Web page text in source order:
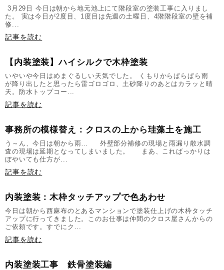
3月29日 今日は朝から地元池上にて階段室の塗装工事に入りまし
た。 実は今日が2度目、1度目は先週の土曜日、4階階段室の壁を補
修...
記事を読む
【内装塗装】ハイシルクで木枠塗装
いやいや今日はめまぐるしい天気でした。 くもりからぱらぱら雨
が降り出したと思ったら雷ゴロゴロ、土砂降りのあとはカラッと晴
天。防水トップコー...
記事を読む
事務所の模様替え：クロスの上から珪藻土を施工
う～ん、今日は朝から雨… 外壁部分補修の現場と雨漏り散水調
査の現場は延期となってしまいました。 まあ、こればっかりは
ぼやいても仕方が...
記事を読む
内装塗装：木枠タッチアップで色あわせ
今日は朝から西麻布のとあるマンションで塗装仕上げの木枠タッチ
アップに行ってきました。このお仕事は仲間のクロス屋さんからの
ご依頼です。すでにク...
記事を読む
内装塗装工事 鉄骨塗装編